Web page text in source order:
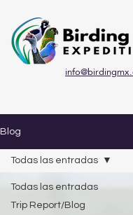
Blog
Todas las entradas
Trip Report/Blog
Todas las entradas